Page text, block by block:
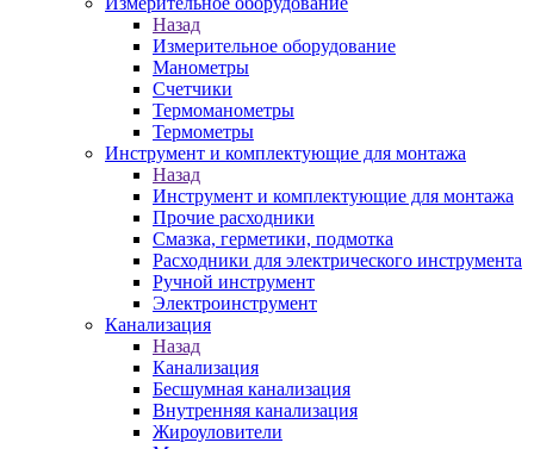
Назад
Измерительное оборудование
Манометры
Счетчики
Термоманометры
Термометры
Инструмент и комплектующие для монтажа
Назад
Инструмент и комплектующие для монтажа
Прочие расходники
Смазка, герметики, подмотка
Расходники для электрического инструмента
Ручной инструмент
Электроинструмент
Канализация
Назад
Канализация
Бесшумная канализация
Внутренняя канализация
Жироуловители